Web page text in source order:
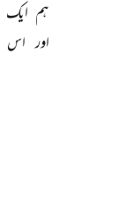
ہم ایک
اور اس